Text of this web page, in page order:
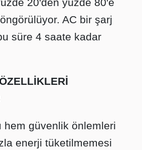
AC bir şarj
süre 4 saate kadar
hem güvenlik önlemleri
enerji tüketilmemesi